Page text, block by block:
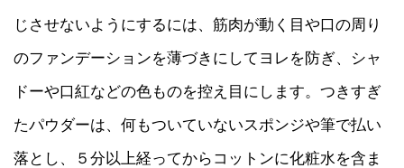
じさせないようにするには、筋肉が動く目や口の周り
のファンデーションを薄づきにしてヨレを防ぎ、シャ
ドーや口紅などの色ものを控え目にします。つきすぎ
たパウダーは、何もついていないスポンジや筆で払い
落とし、５分以上経ってからコットンに化粧水を含ま